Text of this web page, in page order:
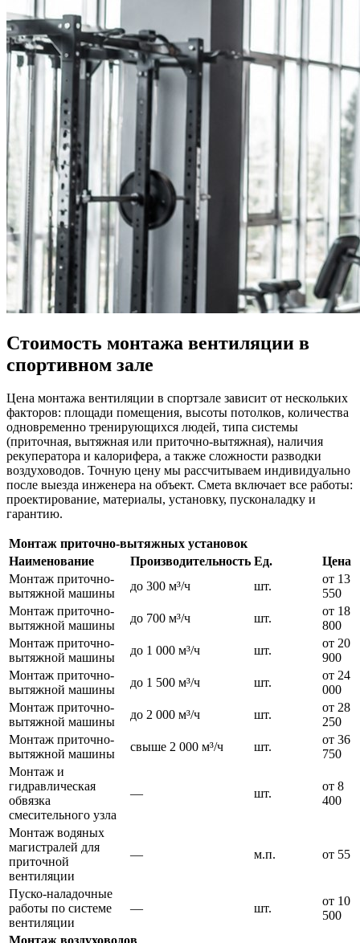
Стоимость монтажа вентиляции в
спортивном зале
Цена монтажа вентиляции в спортзале зависит от нескольких
факторов: площади помещения, высоты потолков, количества
одновременно тренирующихся людей, типа системы
(приточная, вытяжная или приточно-вытяжная), наличия
рекуператора и калорифера, а также сложности разводки
воздуховодов. Точную цену мы рассчитываем индивидуально
после выезда инженера на объект. Смета включает все работы:
проектирование, материалы, установку, пусконаладку и
гарантию.
Монтаж приточно-вытяжных установок
Наименование
Производительность Ед.
Цена
Монтаж приточно-
вытяжной машины
до 300 м³/ч шт.
от 13
550
Монтаж приточно-
вытяжной машины
до 700 м³/ч шт.
от 18
800
Монтаж приточно-
вытяжной машины
до 1 000 м³/ч шт.
от 20
900
Монтаж приточно-
вытяжной машины
до 1 500 м³/ч шт.
от 24
000
Монтаж приточно-
вытяжной машины
до 2 000 м³/ч шт.
от 28
250
Монтаж приточно-
вытяжной машины
свыше 2 000 м³/ч шт.
от 36
750
Монтаж и
гидравлическая
обвязка
смесительного узла
— шт.
от 8
400
Монтаж водяных
магистралей для
приточной
вентиляции
— м.п. от 55
Пуско-наладочные
работы по системе
вентиляции
— шт.
от 10
500